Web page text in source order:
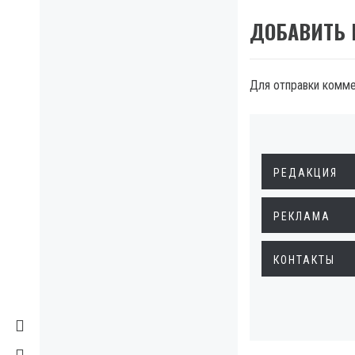
ДОБАВИТЬ
Для отправки
РЕДАКЦИЯ
РЕКЛАМА
КОНТАКТЫ